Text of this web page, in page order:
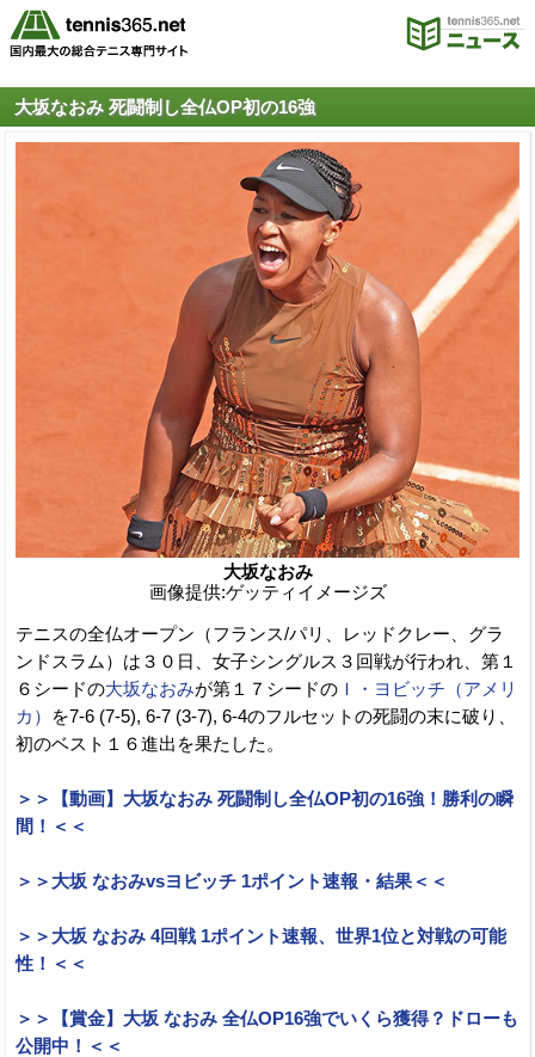
大坂なおみ 死闘制し全仏OP初の16強
大坂なおみ
画像提供:ゲッティイメージズ
テニスの全仏オープン（フランス/パリ、レッドクレー、グラ
ンドスラム）は３０日、女子シングルス３回戦が行われ、第１
６シードの大坂なおみが第１７シードの Ｉ・ヨビッチ（アメリ
カ）
を7-6 (7-5), 6-7 (3-7), 6-4のフルセットの死闘の末に破り、
初のベスト１６進出を果たした。
＞＞【動画】大坂なおみ 死闘制し全仏OP初の16強！勝利の瞬
間！＜＜
＞＞大坂 なおみvsヨビッチ 1ポイント速報・結果＜＜
＞＞大坂 なおみ 4回戦 1ポイント速報、世界1位と対戦の可能
性！＜＜
＞＞【賞金】大坂 なおみ 全仏OP16強でいくら獲得？ドローも
公開中！＜＜